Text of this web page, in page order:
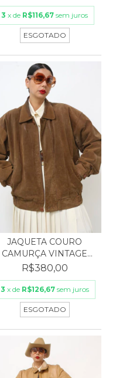
3 x de R$116,67 sem juros
ESGOTADO
JAQUETA COURO
CAMURÇA VINTAGE
FORRO MATE...
R$380,00
3 x de R$126,67 sem juros
ESGOTADO